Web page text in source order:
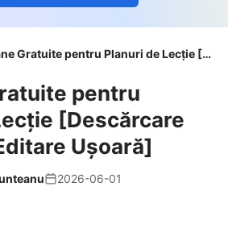
Șabloane Gratuite pentru Planuri de Lecție [Descărcare Gratuită și Editare Ușoară]
pentru
[Descărcare
Ușoară]
2026-06-01